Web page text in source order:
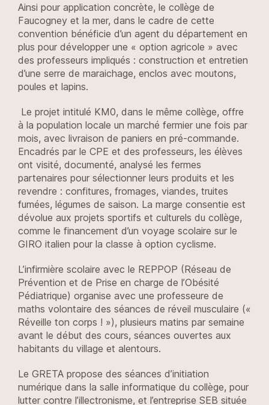
Ainsi pour application concrète, le collège de
Faucogney et la mer, dans le cadre de cette
convention bénéficie d’un agent du département en
plus pour développer une « option agricole » avec
des professeurs impliqués : construction et entretien
d’une serre de maraichage, enclos avec moutons,
poules et lapins.
Le projet intitulé KM0, dans le même collège, offre
à la population locale un marché fermier une fois par
mois, avec livraison de paniers en pré-commande.
Encadrés par le CPE et des professeurs, les élèves
ont visité, documenté, analysé les fermes
partenaires pour sélectionner leurs produits et les
revendre : confitures, fromages, viandes, truites
fumées, légumes de saison. La marge consentie est
dévolue aux projets sportifs et culturels du collège,
comme le financement d’un voyage scolaire sur le
GIRO italien pour la classe à option cyclisme.
L’infirmière scolaire avec le REPPOP (Réseau de
Prévention et de Prise en charge de l’Obésité
Pédiatrique) organise avec une professeure de
maths volontaire des séances de réveil musculaire («
Réveille ton corps ! »), plusieurs matins par semaine
avant le début des cours, séances ouvertes aux
habitants du village et alentours.
Le GRETA propose des séances d’initiation
numérique dans la salle informatique du collège, pour
lutter contre l’illectronisme, et l’entreprise SEB située